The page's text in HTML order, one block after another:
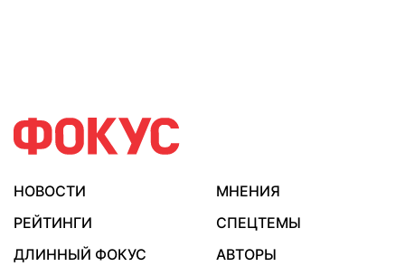
НОВОСТИ
МНЕНИЯ
РЕЙТИНГИ
СПЕЦТЕМЫ
ДЛИННЫЙ ФОКУС
АВТОРЫ